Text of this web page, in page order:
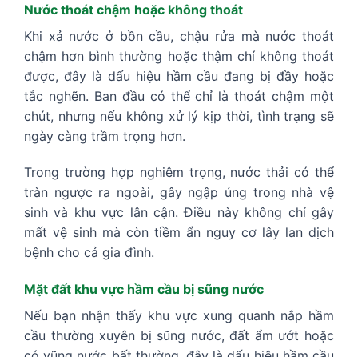
Nước thoát chậm hoặc không thoát
Khi xả nước ở bồn cầu, chậu rửa mà nước thoát
chậm hơn bình thường hoặc thậm chí không thoát
được, đây là dấu hiệu hầm cầu đang bị đầy hoặc
tắc nghẽn. Ban đầu có thể chỉ là thoát chậm một
chút, nhưng nếu không xử lý kịp thời, tình trạng sẽ
ngày càng trầm trọng hơn.
Trong trường hợp nghiêm trọng, nước thải có thể
tràn ngược ra ngoài, gây ngập úng trong nhà vệ
sinh và khu vực lân cận. Điều này không chỉ gây
mất vệ sinh mà còn tiềm ẩn nguy cơ lây lan dịch
bệnh cho cả gia đình.
Mặt đất khu vực hầm cầu bị sũng nước
Nếu bạn nhận thấy khu vực xung quanh nắp hầm
cầu thường xuyên bị sũng nước, đất ẩm ướt hoặc